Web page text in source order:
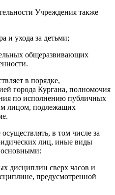
Учреждения также
и ухода за детьми;
общеразвивающих
в порядке,
города Кургана, полномочия
по исполнению публичных
лицом, подлежащих
в том числе за
лиц, иные виды
основными:
дисциплин сверх часов и
предусмотренной